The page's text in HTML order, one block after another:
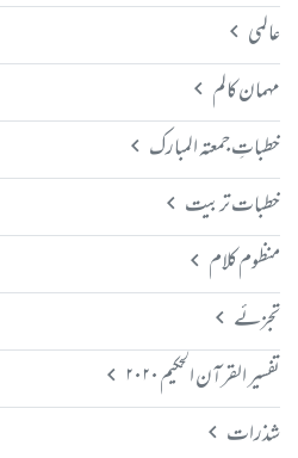
عالمی
مہمان کالم
خطباتِ جمعتہ المبارک
خطبات تربیت
منظوم کلام
تجزئے
تفسیر القرآن الحکیم ۲۰۲۰
شذرات